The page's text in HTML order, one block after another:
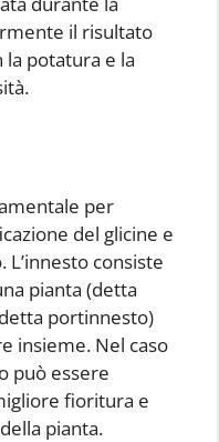
il risultato
potatura e la
per
del glicine e
L’innesto consiste
pianta (detta
portinnesto)
insieme. Nel caso
può essere
fioritura e
pianta.